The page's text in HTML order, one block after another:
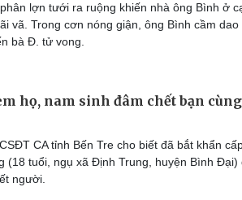
lợn tưới ra ruộng khiến nhà ông Bình ở
vã. Trong cơn nóng giận, ông Bình cầm dao
bà Đ. tử vong.
họ, nam sinh đâm chết bạn cùng
CA tỉnh Bến Tre cho biết đã bắt khẩn
(18 tuổi, ngụ xã Định Trung, huyện Bình Đại)
người.